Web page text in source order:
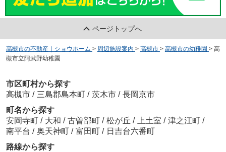
ページトップへ
高槻市の不動産｜ショウホーム > 周辺施設案内 > 高槻市 > 高槻市の幼稚園 > 高
槻市立阿武野幼稚園
市区町村から探す
高槻市 / 三島郡島本町 / 茨木市 / 長岡京市
町名から探す
安岡寺町 / 大和 / 古曽部町 / 松が丘 / 上土室 / 津之江町 /
南平台 / 奥天神町 / 富田町 / 日吉台六番町
路線から探す